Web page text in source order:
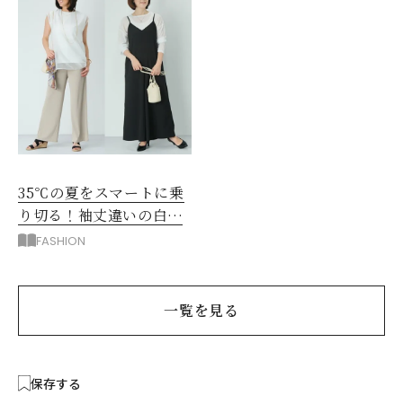
35℃の夏をスマートに乗
り切る！袖丈違いの白シ
アー2枚で5着回し
FASHION
一覧を見る
保存する